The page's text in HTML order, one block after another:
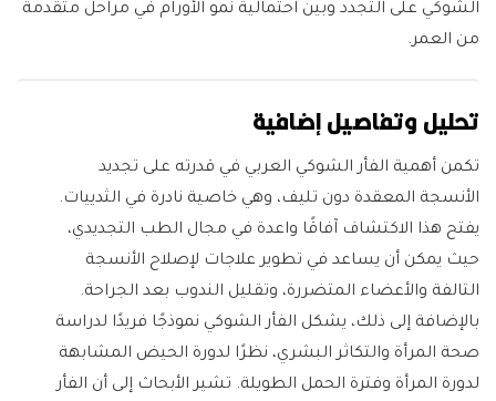
الشوكي على التجدد وبين احتمالية نمو الأورام في مراحل متقدمة
من العمر.
تحليل وتفاصيل إضافية
تكمن أهمية الفأر الشوكي العربي في قدرته على تجديد
الأنسجة المعقدة دون تليف، وهي خاصية نادرة في الثدييات.
يفتح هذا الاكتشاف آفاقًا واعدة في مجال الطب التجديدي،
حيث يمكن أن يساعد في تطوير علاجات لإصلاح الأنسجة
التالفة والأعضاء المتضررة، وتقليل الندوب بعد الجراحة.
بالإضافة إلى ذلك، يشكل الفأر الشوكي نموذجًا فريدًا لدراسة
صحة المرأة والتكاثر البشري، نظرًا لدورة الحيض المشابهة
لدورة المرأة وفترة الحمل الطويلة. تشير الأبحاث إلى أن الفأر